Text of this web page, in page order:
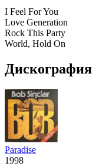
I Feel For You
Love Generation
Rock This Party
World, Hold On
Дискография
Paradise
1998